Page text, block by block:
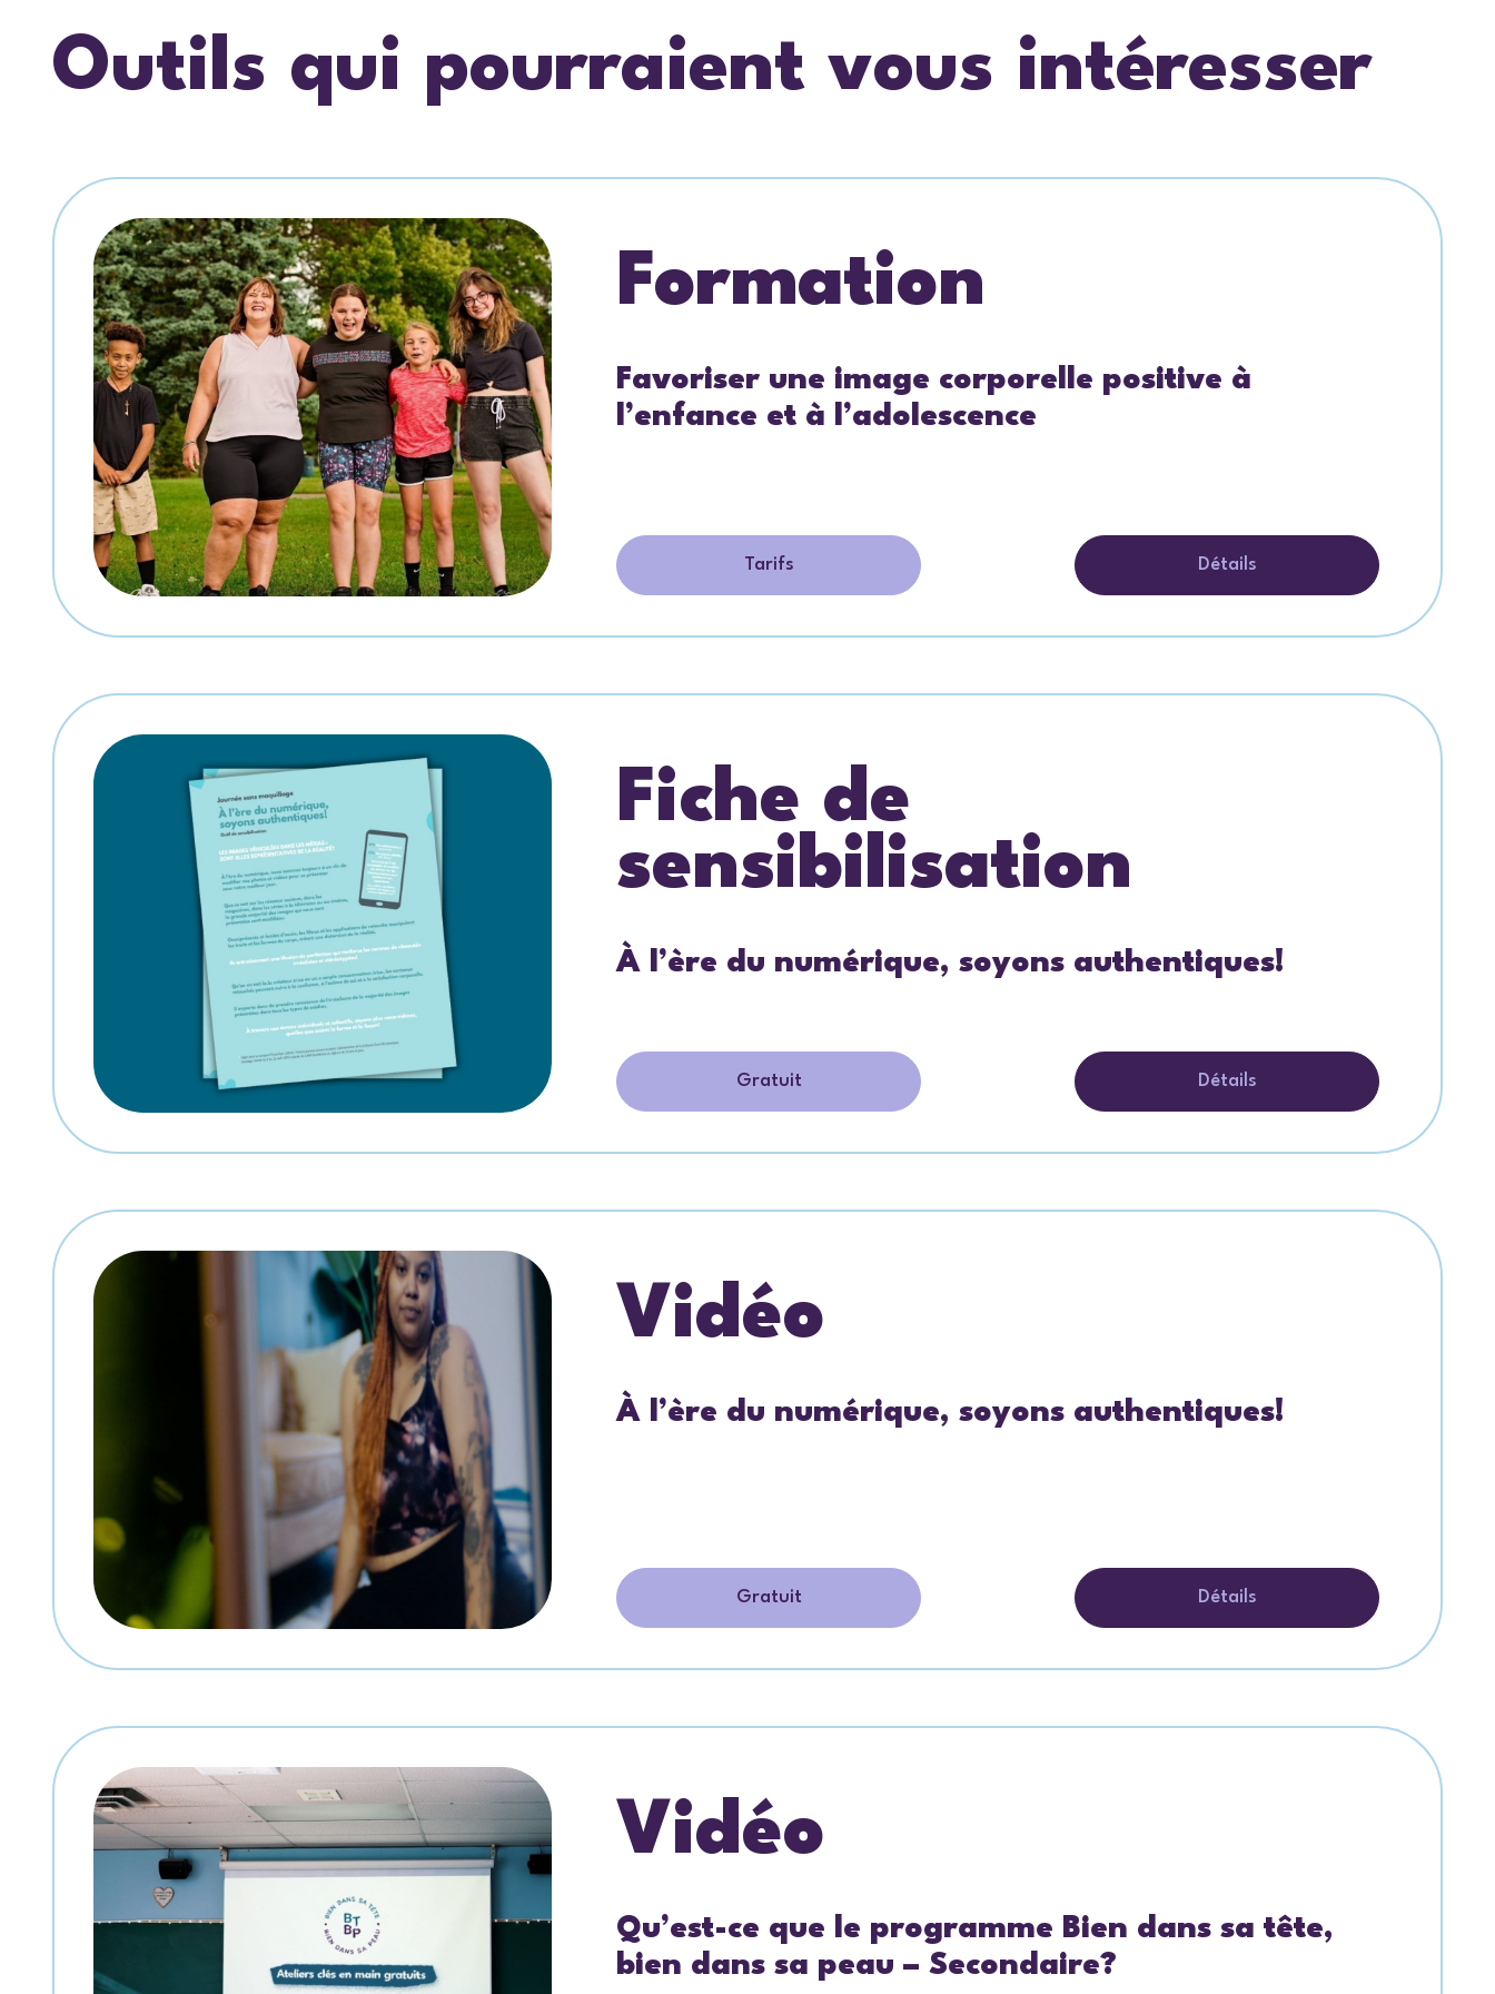
Outils qui pourraient vous intéresser
Formation
Favoriser une image corporelle positive à
l’enfance et à l’adolescence
Tarifs Détails
Fiche de
sensibilisation
À l’ère du numérique, soyons authentiques!
Gratuit Détails
Vidéo
À l’ère du numérique, soyons authentiques!
Gratuit Détails
Vidéo
Qu’est-ce que le programme Bien dans sa tête,
bien dans sa peau – Secondaire?